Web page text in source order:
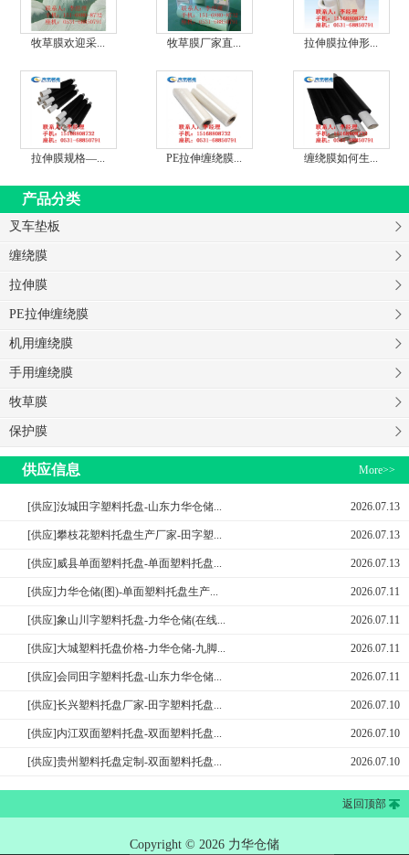
牧草膜欢迎采... 牧草膜厂家直... 拉伸膜拉伸形...
拉伸膜规格—... PE拉伸缠绕膜... 缠绕膜如何生...
产品分类
叉车垫板
缠绕膜
拉伸膜
PE拉伸缠绕膜
机用缠绕膜
手用缠绕膜
牧草膜
保护膜
More>>
供应信息
2026.07.13
[供应]汝城田字塑料托盘-山东力华仓储...
2026.07.13
[供应]攀枝花塑料托盘生产厂家-田字塑...
2026.07.13
[供应]威县单面塑料托盘-单面塑料托盘...
2026.07.11
[供应]力华仓储(图)-单面塑料托盘生产...
2026.07.11
[供应]象山川字塑料托盘-力华仓储(在线...
2026.07.11
[供应]大城塑料托盘价格-力华仓储-九脚...
2026.07.11
[供应]会同田字塑料托盘-山东力华仓储...
2026.07.10
[供应]长兴塑料托盘厂家-田字塑料托盘...
2026.07.10
[供应]内江双面塑料托盘-双面塑料托盘...
2026.07.10
[供应]贵州塑料托盘定制-双面塑料托盘...
返回顶部
Copyright © 2026 力华仓储